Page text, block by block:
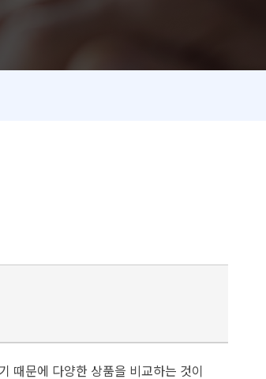
때문에 다양한 상품을 비교하는 것이